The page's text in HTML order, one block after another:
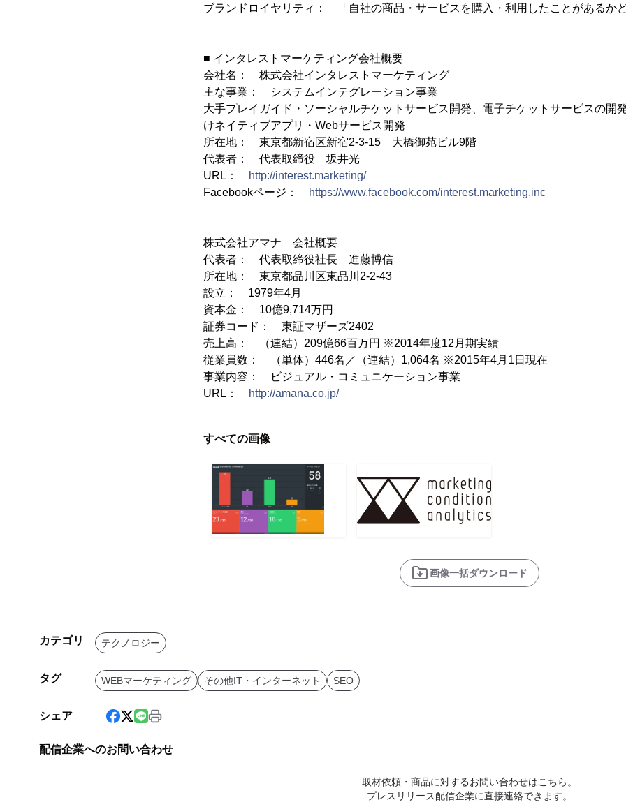
ブランドロイヤリティ： 「自社の商品・サービスを購入・利用したことがあるか
■ インタレストマーケティング会社概要
会社名： 株式会社インタレストマーケティング
主な事業： システムインテグレーション事業
大手プレイガイド・ソーシャルチケットサービス開発、電子チケットサービスの開
けネイティブアプリ・Webサービス開発
所在地： 東京都新宿区新宿2-3-15 大橋御苑ビル9階
代表者： 代表取締役 坂井光
URL：
http://interest.marketing/
Facebookページ：
https://www.facebook.com/interest.marketing.inc
株式会社アマナ 会社概要
代表者： 代表取締役社長 進藤博信
所在地： 東京都品川区東品川2-2-43
設立： 1979年4月
資本金： 10億9,714万円
証券コード： 東証マザーズ2402
売上高： （連結）209億66百万円 ※2014年度12月期実績
従業員数： （単体）446名／（連結）1,064名 ※2015年4月1日現在
事業内容： ビジュアル・コミュニケーション事業
URL：
http://amana.co.jp/
すべての画像
画像一括ダウンロード
カテゴリ テクノロジー
タグ WEBマーケティング その他IT・インターネット SEO
シェア
配信企業へのお問い合わせ
取材依頼・商品に対するお問い合わせはこちら。
プレスリリース配信企業に直接連絡できます。